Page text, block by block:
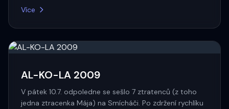
Více
AL-KO-LA 2009
V pátek 10.7. odpoledne se sešlo 7 ztratenců (z toho
jedna ztracenka Mája) na Smícháči. Po zdržení rychlíku